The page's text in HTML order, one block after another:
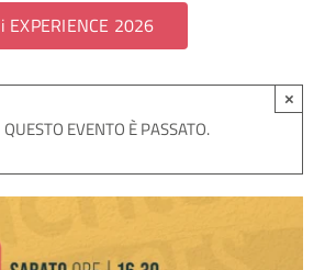
SITO ISTITUZIONALE
2026
QUESTO EVENTO È PASSATO.
×